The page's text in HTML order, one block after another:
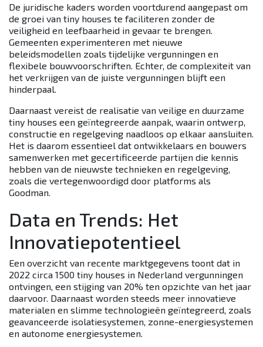
De juridische kaders worden voortdurend aangepast om
de groei van tiny houses te faciliteren zonder de
veiligheid en leefbaarheid in gevaar te brengen.
Gemeenten experimenteren met nieuwe
beleidsmodellen zoals tijdelijke vergunningen en
flexibele bouwvoorschriften. Echter, de complexiteit van
het verkrijgen van de juiste vergunningen blijft een
hinderpaal.
Daarnaast vereist de realisatie van veilige en duurzame
tiny houses een geïntegreerde aanpak, waarin ontwerp,
constructie en regelgeving naadloos op elkaar aansluiten.
Het is daarom essentieel dat ontwikkelaars en bouwers
samenwerken met gecertificeerde partijen die kennis
hebben van de nieuwste technieken en regelgeving,
zoals die vertegenwoordigd door platforms als
Goodman.
Data en Trends: Het
Innovatiepotentieel
Een overzicht van recente marktgegevens toont dat in
2022 circa 1500 tiny houses in Nederland vergunningen
ontvingen, een stijging van 20% ten opzichte van het jaar
daarvoor. Daarnaast worden steeds meer innovatieve
materialen en slimme technologieën geïntegreerd, zoals
geavanceerde isolatiesystemen, zonne-energiesystemen
en autonome energiesystemen.